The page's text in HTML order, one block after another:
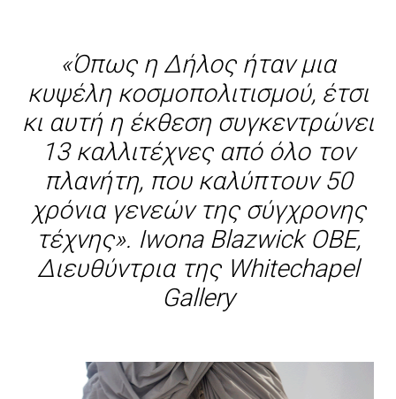
«Όπως η Δήλος ήταν μια
κυψέλη κοσμοπολιτισμού, έτσι
κι αυτή η έκθεση συγκεντρώνει
13 καλλιτέχνες από όλο τον
πλανήτη, που καλύπτουν 50
χρόνια γενεών της σύγχρονης
τέχνης». Iwona Blazwick ΟΒΕ,
Διευθύντρια της Whitechapel
Gallery